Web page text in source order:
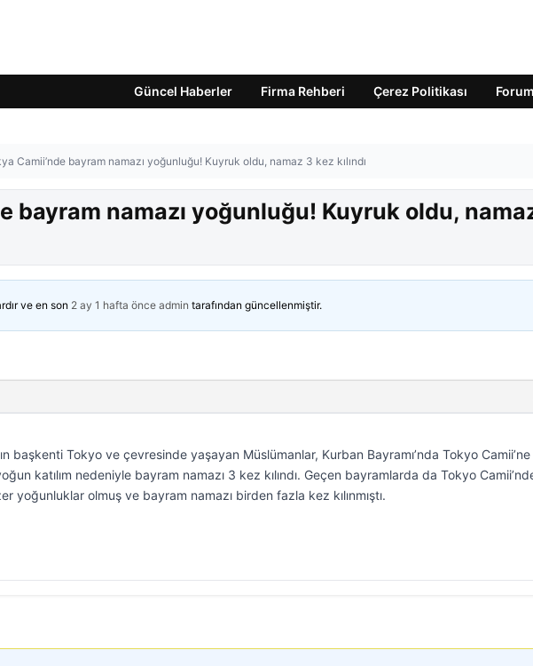
Güncel Haberler Firma Rehberi Çerez Politikası Forum
Camii’nde bayram namazı yoğunluğu! Kuyruk oldu, namaz 3 kez kılındı
bayram namazı yoğunluğu! Kuyruk oldu,
ve en son 2 ay 1 hafta önce admin tarafından güncellenmiştir.
başkenti Tokyo ve çevresinde yaşayan Müslümanlar, Kurban Bayramı’nda Tokyo Camii’ne
katılım nedeniyle bayram namazı 3 kez kılındı. Geçen bayramlarda da Tokyo
yoğunluklar olmuş ve bayram namazı birden fazla kez kılınmıştı.